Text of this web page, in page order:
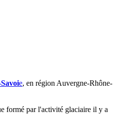
e, en région Auvergne-Rhône-
formé par l'activité glaciaire il y a